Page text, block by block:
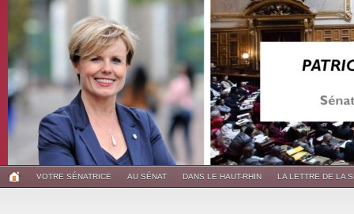
VOTRE SÉNATRICE AU SÉNAT DANS LE HAUT-RHIN LA LETTRE DE LA